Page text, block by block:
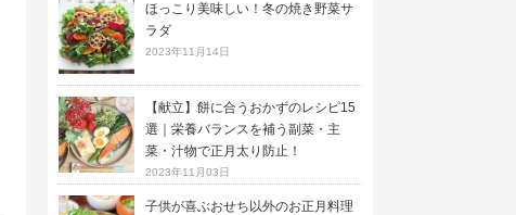
ほっこり美味しい！冬の焼き野菜サ
ラダ
2023年11月14日
【献立】餅に合うおかずのレシピ15
選｜栄養バランスを補う副菜・主
菜・汁物で正月太り防止！
2023年11月03日
子供が喜ぶおせち以外のお正月料理